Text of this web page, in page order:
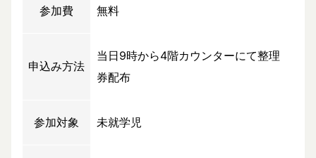
参加費 無料
申込み方法
当日9時から4階カウンターにて整理
券配布
参加対象 未就学児